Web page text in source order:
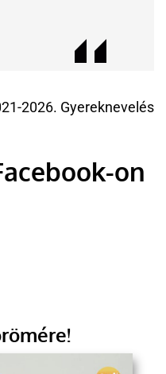
2026. Gyereknevelés
on